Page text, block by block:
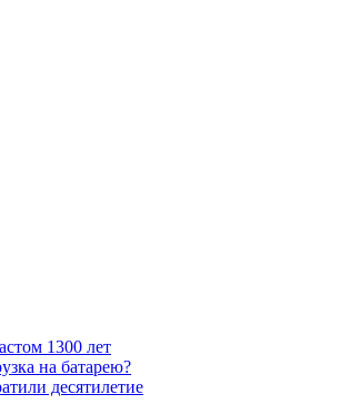
1300 лет
на батарею?
десятилетие